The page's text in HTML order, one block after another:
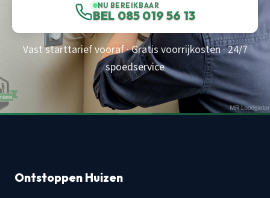
NU BEREIKBAAR
BEL 085 019 56 13
Vast starttarief vooraf · Gratis voorrijkosten · 24/7
spoedservice
Ontstoppen Huizen